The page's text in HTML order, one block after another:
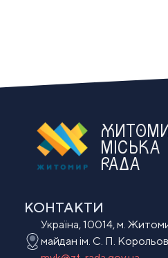
МІСЬКА
РАДА
КОНТАКТИ
Україна, 10014, м.
майдан ім. С. П.